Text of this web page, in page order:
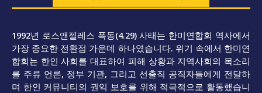
1992년 로스앤젤레스 폭동(4.29) 사태는 한미연합회 역사에서
가장 중요한 전환점 가운데 하나였습니다. 위기 속에서 한미연
합회는 한인 사회를 대표하여 피해 상황과 지역사회의 목소리
를 주류 언론, 정부 기관, 그리고 선출직 공직자들에게 전달하
며 한인 커뮤니티의 권익 보호를 위해 적극적으로 활동했습니